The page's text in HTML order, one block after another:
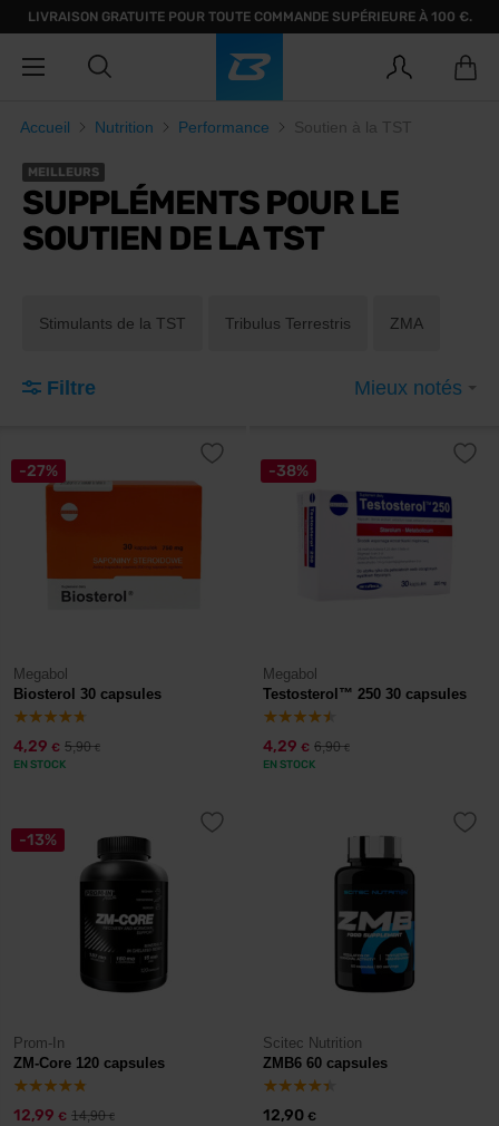
LIVRAISON GRATUITE POUR TOUTE COMMANDE SUPÉRIEURE À 100 €.
Accueil Nutrition Performance Soutien à la TST
MEILLEURS
SUPPLÉMENTS POUR LE
SOUTIEN DE LA TST
Stimulants de la TST Tribulus Terrestris ZMA
Filtre Mieux notés
-27%
Megabol
Biosterol 30 capsules
4,29 € 5,90€
EN STOCK
-38%
Megabol
Testosterol™ 250 30 capsules
4,29 € 6,90€
EN STOCK
-13%
Prom-In
ZM-Core 120 capsules
12,99 € 14,90€
Scitec Nutrition
ZMB6 60 capsules
12,90 €